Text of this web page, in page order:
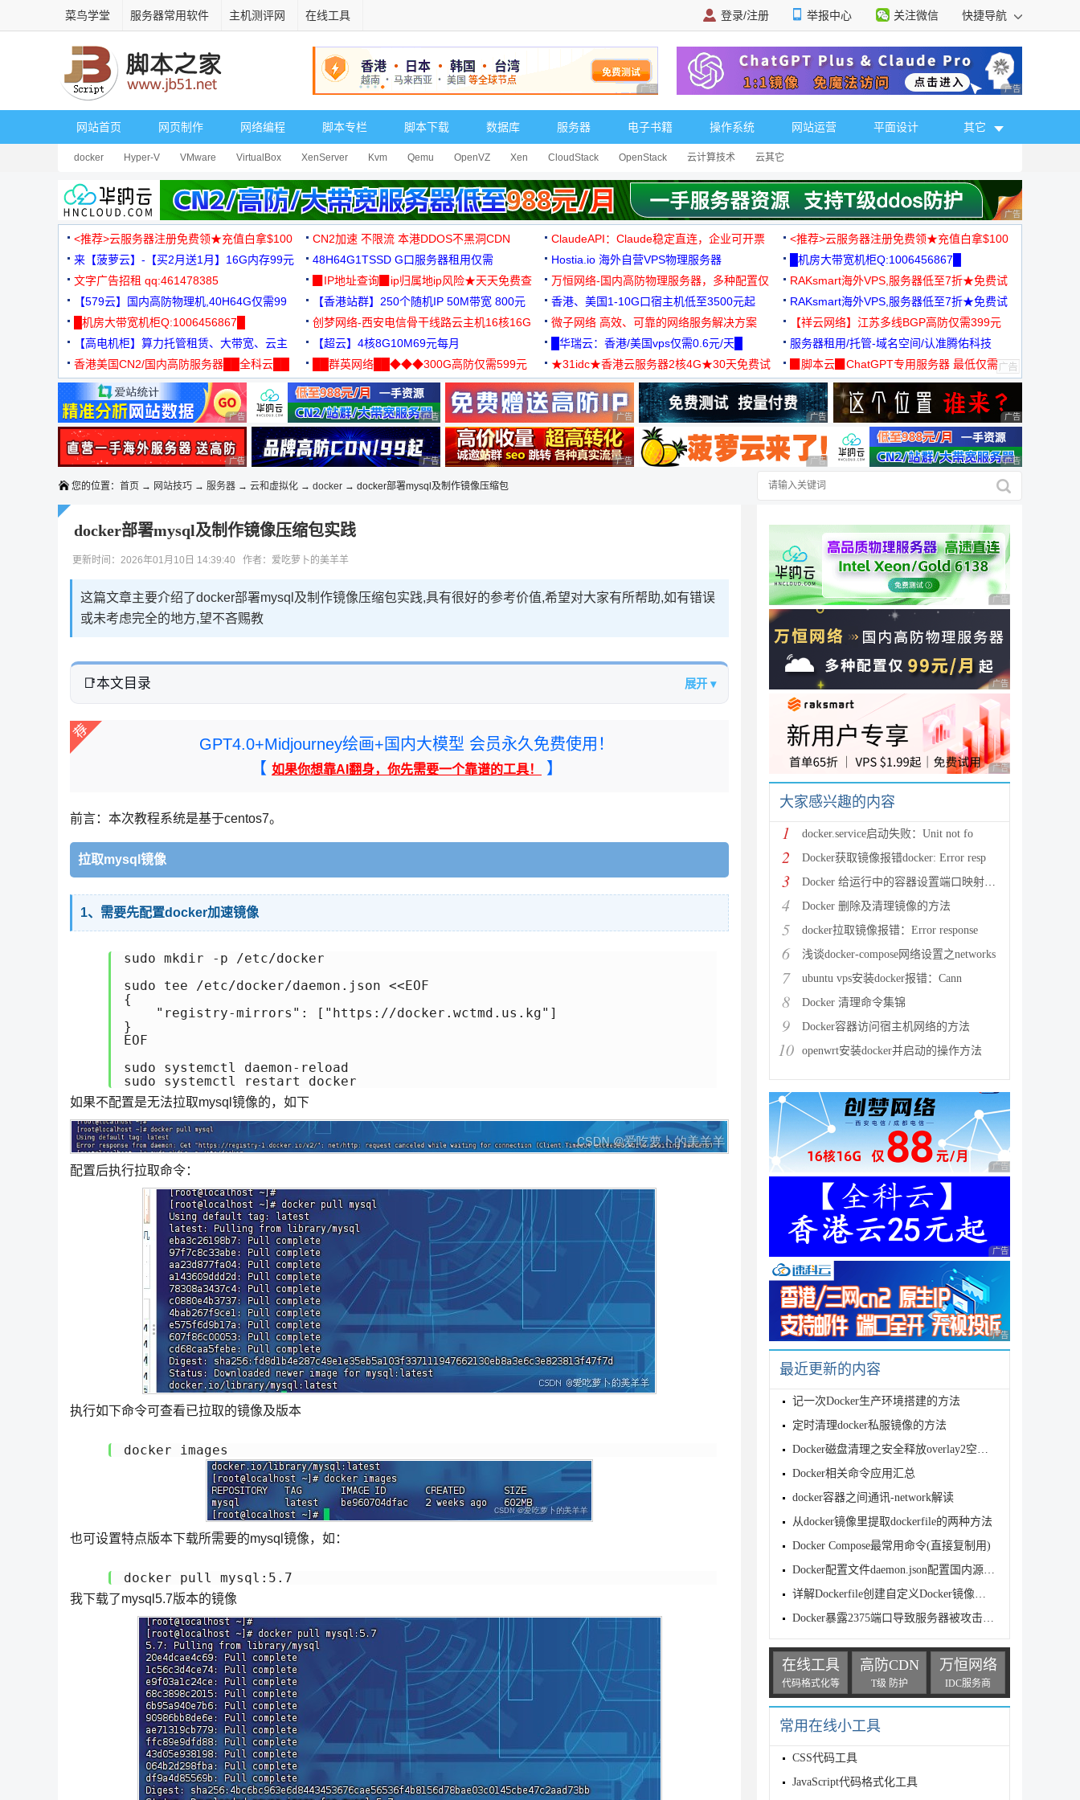
菜鸟学堂 服务器常用软件 主机测评网 在线工具 登录/注册 举报中心 关注微信 快捷导航
广告 商业广告，理性选择 广告 商业广告，理
网站首页 网页制作 网络编程 脚本专栏 脚本下载 数据库 服务器 电子书籍 操作系统 网站运营 平面设计 其它
docker Hyper-V VMware VirtualBox XenServer Kvm Qemu OpenVZ Xen CloudStack OpenStack 云计算技术 云其它
广告 商业广告，理
<推荐>云服务器注册免费领★充值白拿$100 CN2加速 不限流 本港DDOS不黑洞CDN ClaudeAPI：Claude稳定直连，企业可开票
<推荐>云服务器注册免费领★充值白拿$100
来【菠萝云】-【买2月送1月】16G内存99元
48H64G1TSSD G口服务器租用仅需
3000+可免费测试
Hostia.io 海外自营VPS物理服务器
█机房大带宽机柜Q:1006456867█
文字广告招租 qq:461478385
▉IP地址查询▉ip归属地ip风险★天天免费查
万恒网络-国内高防物理服务器，多种配置仅
99元/月起
RAKsmart海外VPS,服务器低至7折★免费试
用★
【579云】国内高防物理机,40H64G仅需99
元
【香港站群】250个随机IP 50M带宽 800元 香港、美国1-10G口宿主机低至3500元起
RAKsmart海外VPS,服务器低至7折★免费试
用★
█机房大带宽机柜Q:1006456867█
创梦网络-西安电信骨干线路云主机16核16G
88元/月
微子网络 高效、可靠的网络服务解决方案
【祥云网络】江苏多线BGP高防仅需399元
【高电机柜】算力托管租赁、大带宽、云主
机
【超云】4核8G10M69元每月 █华瑞云：香港/美国vps仅需0.6元/天█
服务器租用/托管-域名空间/认准腾佑科技
香港美国CN2/国内高防服务器██全科云██
██群英网络██◆◆◆300G高防仅需599元
◆◆◆
★31idc★香港云服务器2核4G★30天免费试
用◆
▉脚本云▉ChatGPT专用服务器 最低仅需
19元/月
广告 商业广告，理性选择 广告 商业广告，理性选择 广告 商业广告，理性选择 广告 商业广告，理性选择 广告 商业广告，理
广告 商业广告，理性选择 广告 商业广告，理性选择 广告 商业广告，理性选择 广告 商业广告，理性选择 广告 商业广告，理
您的位置： 首页 → 网站技巧 → 服务器 → 云和虚拟化 → docker → docker部署mysql及制作镜像压缩包
docker部署mysql及制作镜像压缩包实践
更新时间：2026年01月10日 14:39:40 作者：爱吃萝卜的美羊羊
这篇文章主要介绍了docker部署mysql及制作镜像压缩包实践,具有很好的参考价值,希望对大家有所帮助,如有错误
或未考虑完全的地方,望不吝赐教
本文目录 展开 ▾
GPT4.0+Midjourney绘画+国内大模型 会员永久免费使用！
【 如果你想靠AI翻身，你先需要一个靠谱的工具！ 】
前言：本次教程系统是基于centos7。
拉取mysql镜像
1、需要先配置docker加速镜像
sudo mkdir -p /etc/docker
sudo tee /etc/docker/daemon.json <<EOF
{
    "registry-mirrors": ["https://docker.wctmd.us.kg"]
}
EOF
sudo systemctl daemon-reload
sudo systemctl restart docker
如果不配置是无法拉取mysql镜像的，如下
配置后执行拉取命令：
执行如下命令可查看已拉取的镜像及版本
docker images
也可设置特点版本下载所需要的mysql镜像，如：
我下载了mysql5.7版本的镜像
广告 商业广告，理性
广告 商业广告，理性
广告 商业广告，理性
大家感兴趣的内容
1 docker.service启动失败：Unit not fo
2 Docker获取镜像报错docker: Error resp
3 Docker 给运行中的容器设置端口映射的方法
4 Docker 删除及清理镜像的方法
5 docker拉取镜像报错：Error response
6 浅谈docker-compose网络设置之networks
7 ubuntu vps安装docker报错：Cann
8 Docker 清理命令集锦
9 Docker容器访问宿主机网络的方法
10 openwrt安装docker并启动的操作方法
广告 商业广告，理性
广告 商业广告，理性
广告 商业广告，理性
最近更新的内容
记一次Docker生产环境搭建的方法
定时清理docker私服镜像的方法
Docker磁盘清理之安全释放overlay2空间的方法
Docker相关命令应用汇总
docker容器之间通讯-network解读
从docker镜像里提取dockerfile的两种方法
Docker Compose最常用命令(直接复制用)
Docker配置文件daemon.json配置国内源的实现
详解Dockerfile创建自定义Docker镜像以及CMD与ENTRYPO
Docker暴露2375端口导致服务器被攻击问题及解决方法
在线工具
代码格式化等
高防CDN
T级 防护
万恒网络
IDC服务商
常用在线小工具
CSS代码工具
JavaScript代码格式化工具